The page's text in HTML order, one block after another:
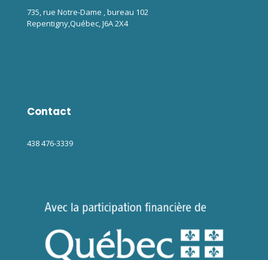
735, rue Notre-Dame , bureau 102
Repentigny,Québec, J6A 2X4
Contact
438 476-3339